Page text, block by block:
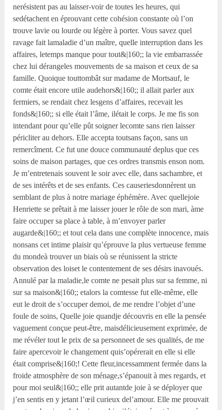
nerésistent pas au laisser-voir de toutes les heures, qui
sedétachent en éprouvant cette cohésion constante où l’on
trouve lavie ou lourde ou légère à porter. Vous savez quel
ravage fait lamaladie d’un maître, quelle interruption dans les
affaires, letemps manque pour tout&|160;; la vie embarrassée
chez lui dérangeles mouvements de sa maison et ceux de sa
famille. Quoique touttombât sur madame de Mortsauf, le
comte était encore utile audehors&|160;; il allait parler aux
fermiers, se rendait chez lesgens d’affaires, recevait les
fonds&|160;; si elle était l’âme, ilétait le corps. Je me fis son
intendant pour qu’elle pût soigner lecomte sans rien laisser
péricliter au dehors. Elle accepta toutsans façon, sans un
remercîment. Ce fut une douce communauté deplus que ces
soins de maison partages, que ces ordres transmis enson nom.
Je m’entretenais souvent le soir avec elle, dans sachambre, et
de ses intérêts et de ses enfants. Ces causeriesdonnèrent un
semblant de plus à notre mariage éphémère. Avec quellejoie
Henriette se prêtait à me laisser jouer le rôle de son mari, àme
faire occuper sa place à table, à m’envoyer parler
augarde&|160;; et tout cela dans une complète innocence, mais
nonsans cet intime plaisir qu’éprouve la plus vertueuse femme
du mondeà trouver un biais où se réunissent la stricte
observation des loiset le contentement de ses désirs inavoués.
Annulé par la maladie,le comte ne pesait plus sur sa femme, ni
sur sa maison&|160;; etalors la comtesse fut elle-même, elle
eut le droit de s’occuper demoi, de me rendre l’objet d’une
foule de soins, Quelle joie quandje découvris en elle la pensée
vaguement conçue peut-être, maisdélicieusement exprimée, de
me révéler tout le prix de sa personneet de ses qualités, de me
faire apercevoir le changement quis’opérerait en elle si elle
était comprise&|160;! Cette fleur,incessamment fermée dans la
froide atmosphère de son ménage,s’épanouit à mes regards, et
pour moi seul&|160;; elle prit autantde joie à se déployer que
j’en sentis en y jetant l’œil curieux del’amour. Elle me prouvait